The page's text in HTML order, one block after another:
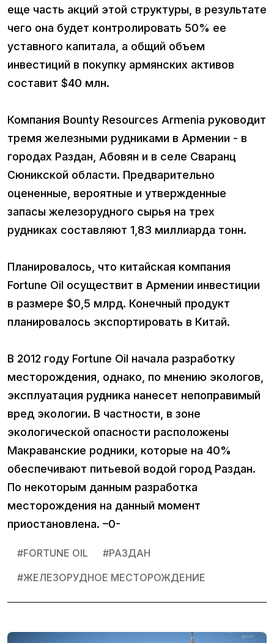
еще часть акций этой структуры, в результате
чего она будет контролировать 50% ее
уставного капитала, а общий объем
инвестиций в покупку армянских активов
составит $40 млн.
Компания Bounty Resources Armenia руководит
тремя железными рудниками в Армении - в
городах Раздан, Абовян и в селе Сваранц
Сюникской области. Предварительно
оцененные, вероятные и утвержденные
запасы железорудного сырья на трех
рудниках составляют 1,83 миллиарда тонн.
Планировалось, что китайская компания
Fortune Oil осуществит в Армении инвестиции
в размере $0,5 млрд. Конечный продукт
планировалось экспортировать в Китай.
В 2012 году Fortune Oil начала разработку
месторождения, однако, по мнению экологов,
эксплуатация рудника нанесет непоправимый
вред экологии. В частности, в зоне
экологической опасности расположены
Макраванские родники, которые на 40%
обеспечивают питьевой водой город Раздан.
По некоторым данным разработка
месторождения на данный момент
приостановлена. –0-
#FORTUNE OIL #РАЗДАН
#ЖЕЛЕЗОРУДНОЕ МЕСТОРОЖДЕНИЕ